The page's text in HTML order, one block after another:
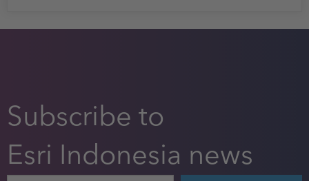
Subscribe to
Esri Indonesia news